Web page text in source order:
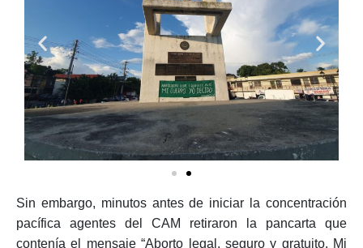
Sin embargo, minutos antes de iniciar la concentración